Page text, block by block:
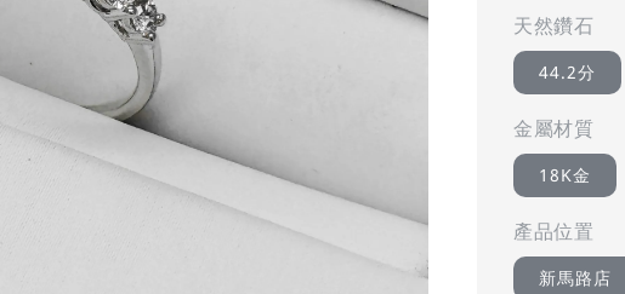
天然鑽石
44.2分
金屬材質
18K金
產品位置
新馬路店